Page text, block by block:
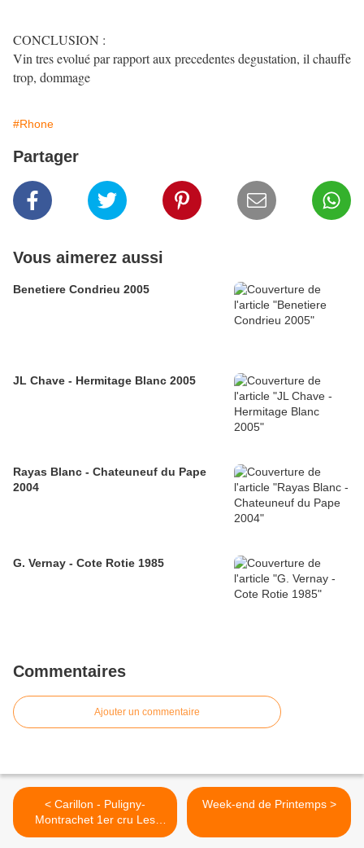
CONCLUSION :
Vin tres evolué par rapport aux precedentes degustation, il chauffe
trop, dommage
#Rhone
Partager
Vous aimerez aussi
Benetiere Condrieu 2005
JL Chave - Hermitage Blanc 2005
Rayas Blanc - Chateuneuf du Pape
2004
G. Vernay - Cote Rotie 1985
Commentaires
Ajouter un commentaire
< Carillon - Puligny-
Montrachet 1er cru Les
perrières 2006
Week-end de Printemps >